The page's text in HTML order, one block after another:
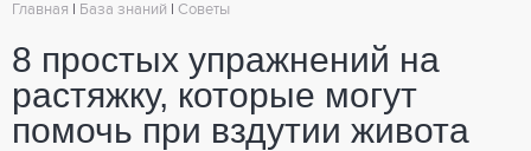
Главная База знаний Советы
8 простых упражнений на
растяжку, которые могут
помочь при вздутии живота